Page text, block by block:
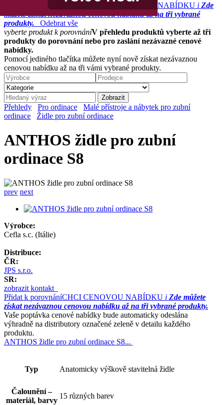
POROVNAT PRODUKTY
CHCI CENOVOU NABÍDKU i Zde
můžete získat nezávaznou cenovou nabídku až na tři vybrané
produkty.
Odebrat vše
vyberte produkt k porovnáníV přehledu produktů vyberte až tři
produkty do porovnání nebo pro zaslání nezávazné cenové
nabídky.
Pomocí jediného tlačítka můžete nyní nově získat nezávaznou
cenovou nabídku až na tři vámi vybrané produkty.
Přehledy Pro ordinace
Malé přístroje a nábytek pro zubní
ordinace
Židle pro zubní ordinace
ANTHOS židle pro zubní
ordinace S8
prev next
Výrobce:
Cefla s.c. (Itálie)
Distribuce:
ČR:
JPS s.r.o.
SR:
zobrazit kontakt
Přidat k porovnáníCHCI CENOVOU NABÍDKU i Zde můžete
získat nezávaznou cenovou nabídku až na tři vybrané produkty.
Vaše poptávka cenové nabídky bude automaticky odeslána
výhradně na distributory označené zeleně v detailu každého
produktu.
ANTHOS židle pro zubní ordinace S8...
Typ Anatomicky výškově stavitelná židle
Čalounění –
materiál, barvy
15 různých barev